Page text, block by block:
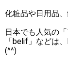
化粧品や日用品
日本でも人気の「
「belif」などは
(^^)